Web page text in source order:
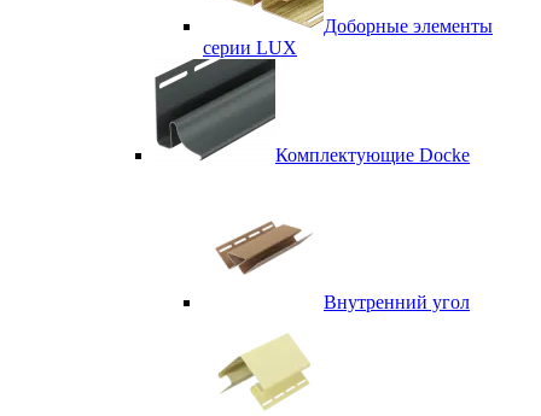
Доборные элементы
серии LUX
Комплектующие Docke
Внутренний угол